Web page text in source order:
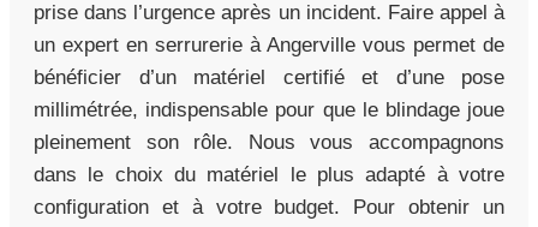
prise dans l’urgence après un incident. Faire appel à
un expert en serrurerie à Angerville vous permet de
bénéficier d’un matériel certifié et d’une pose
millimétrée, indispensable pour que le blindage joue
pleinement son rôle. Nous vous accompagnons
dans le choix du matériel le plus adapté à votre
configuration et à votre budget. Pour obtenir un